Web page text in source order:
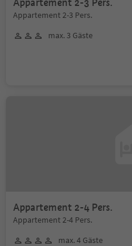
Appartement 2-3 Pers.
Appartement 2-3 Pers.
max. 3 Gäste
Appartement 2-4 Pers.
Appartement 2-4 Pers.
max. 4 Gäste